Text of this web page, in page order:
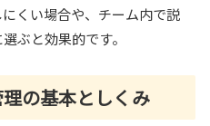
くい場合や、チーム内で説
ぶと効果的です。
の基本としくみ